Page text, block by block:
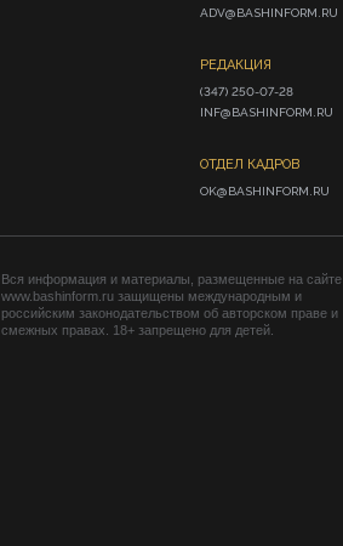
ADV@BASHINFORM.RU
РЕДАКЦИЯ
(347) 250-07-28
INF@BASHINFORM.RU
ОТДЕЛ КАДРОВ
OK@BASHINFORM.RU
Вся информация и материалы, размещенные на сайте
www.bashinform.ru защищены международным и
российским законодательством об авторском праве и
смежных правах. 18+ запрещено для детей.